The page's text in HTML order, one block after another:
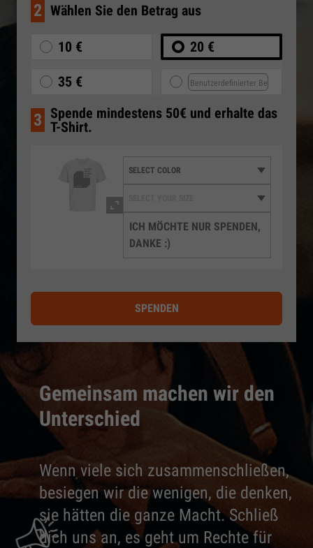
Gemeinsam machen wir den
Unterschied
Wenn viele sich zusammenschließen,
besiegen wir die wenigen, die denken,
sie hätten die ganze Macht. Schließ
dich uns an, es geht um Rechte für
2 Wählen Sie den Betrag aus
10 € 20 €
35 €
3 Spende mindestens 50€ und erhalte das
T-Shirt.
ICH MÖCHTE NUR SPENDEN,
DANKE :)
SPENDEN